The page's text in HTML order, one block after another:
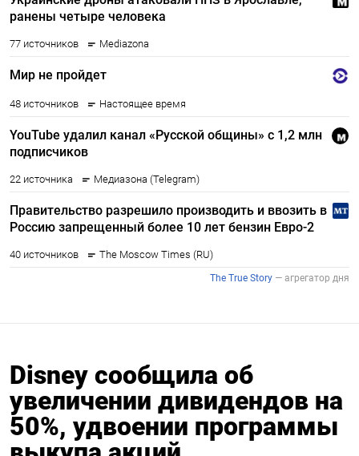
Disney сообщила об
увеличении дивидендов на
50%, удвоении программы